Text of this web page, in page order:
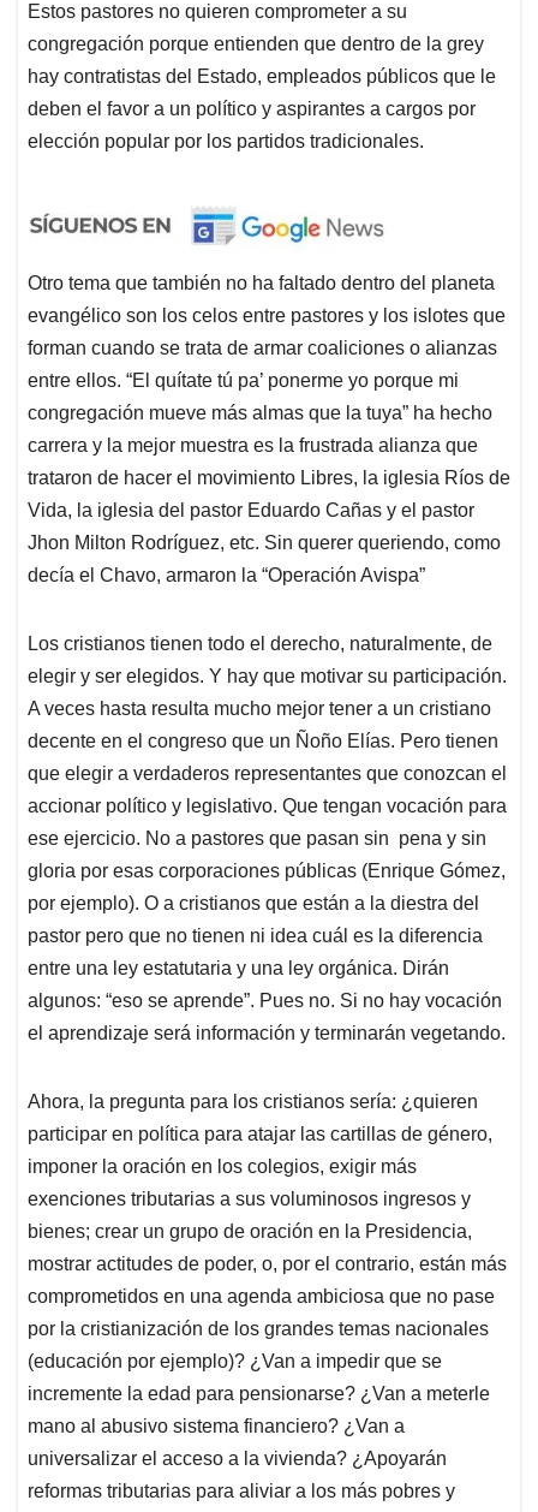
Estos pastores no quieren comprometer a su
congregación porque entienden que dentro de la grey
hay contratistas del Estado, empleados públicos que le
deben el favor a un político y aspirantes a cargos por
elección popular por los partidos tradicionales.
Otro tema que también no ha faltado dentro del planeta
evangélico son los celos entre pastores y los islotes que
forman cuando se trata de armar coaliciones o alianzas
entre ellos. “El quítate tú pa’ ponerme yo porque mi
congregación mueve más almas que la tuya” ha hecho
carrera y la mejor muestra es la frustrada alianza que
trataron de hacer el movimiento Libres, la iglesia Ríos de
Vida, la iglesia del pastor Eduardo Cañas y el pastor
Jhon Milton Rodríguez, etc. Sin querer queriendo, como
decía el Chavo, armaron la “Operación Avispa”
Los cristianos tienen todo el derecho, naturalmente, de
elegir y ser elegidos. Y hay que motivar su participación.
A veces hasta resulta mucho mejor tener a un cristiano
decente en el congreso que un Ñoño Elías. Pero tienen
que elegir a verdaderos representantes que conozcan el
accionar político y legislativo. Que tengan vocación para
ese ejercicio. No a pastores que pasan sin pena y sin
gloria por esas corporaciones públicas (Enrique Gómez,
por ejemplo). O a cristianos que están a la diestra del
pastor pero que no tienen ni idea cuál es la diferencia
entre una ley estatutaria y una ley orgánica. Dirán
algunos: “eso se aprende”. Pues no. Si no hay vocación
el aprendizaje será información y terminarán vegetando.
Ahora, la pregunta para los cristianos sería: ¿quieren
participar en política para atajar las cartillas de género,
imponer la oración en los colegios, exigir más
exenciones tributarias a sus voluminosos ingresos y
bienes; crear un grupo de oración en la Presidencia,
mostrar actitudes de poder, o, por el contrario, están más
comprometidos en una agenda ambiciosa que no pase
por la cristianización de los grandes temas nacionales
(educación por ejemplo)? ¿Van a impedir que se
incremente la edad para pensionarse? ¿Van a meterle
mano al abusivo sistema financiero? ¿Van a
universalizar el acceso a la vivienda? ¿Apoyarán
reformas tributarias para aliviar a los más pobres y